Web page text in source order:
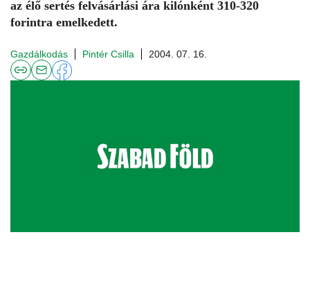
az élő sertés felvásárlási ára kilónként 310-320
forintra emelkedett.
Gazdálkodás Pintér Csilla 2004. 07. 16.